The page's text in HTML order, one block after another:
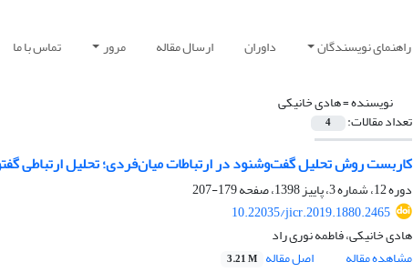
راهنمای نویسندگان داوران ارسال مقاله مرور تماس با ما
نویسنده =هادی خانیکی
تعداد مقالات: 4
کاربست روش تحلیل گفت‌وشنود در ارتباطات میان‌فردی؛ تحلیل ارتباطی گفت‎وگوی کندوکاومحور دانش‌آموزان دوره ابتدایی
دوره 12، شماره 3، پاییز 1398، صفحه
179-207
10.22035/jicr.2019.1880.2465
هادی خانیکی، فاطمه نوری راد
مشاهده مقاله
اصل مقاله 3.21 M